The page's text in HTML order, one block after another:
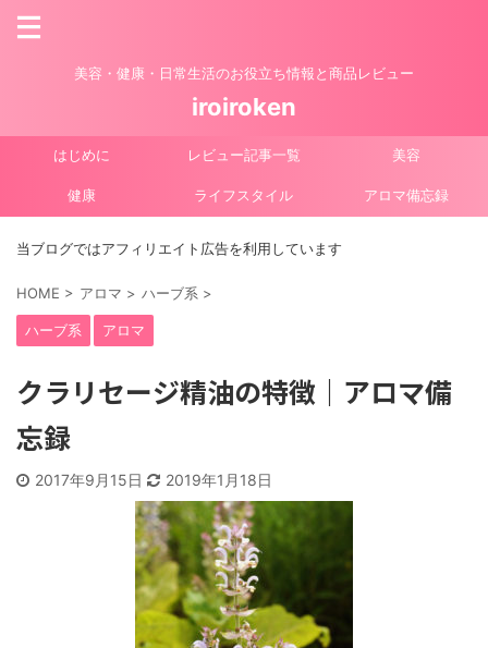
美容・健康・日常生活のお役立ち情報と商品レビュー
iroiroken
はじめに レビュー記事一覧 美容
健康 ライフスタイル アロマ備忘録
当ブログではアフィリエイト広告を利用しています
HOME > アロマ > ハーブ系 >
ハーブ系 アロマ
クラリセージ精油の特徴｜アロマ備
忘録
2017年9月15日 2019年1月18日